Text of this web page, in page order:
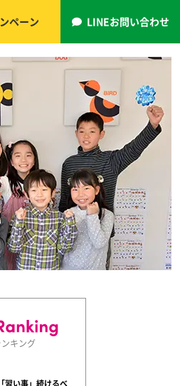
ペーン LINEお問い合わせ
キング
「習い事」続けるべ